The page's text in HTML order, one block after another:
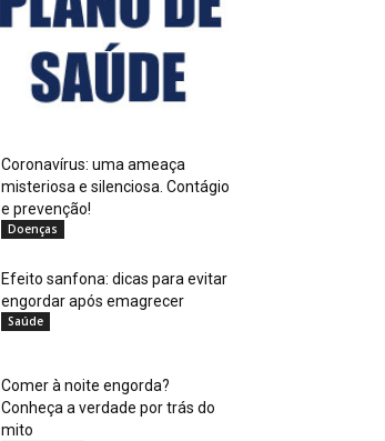
Coronavírus: uma ameaça
misteriosa e silenciosa. Contágio
e prevenção!
Doenças
Efeito sanfona: dicas para evitar
engordar após emagrecer
Saúde
Comer à noite engorda?
Conheça a verdade por trás do
mito